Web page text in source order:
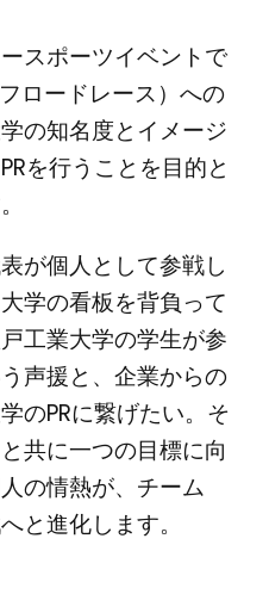
スポーツイベントで
ロードレース）への
の知名度とイメージ
を行うことを目的と
が個人として参戦し
学の看板を背負って
工業大学の学生が参
声援と、企業からの
のPRに繋げたい。そ
共に一つの目標に向
の情熱が、チーム
と進化します。